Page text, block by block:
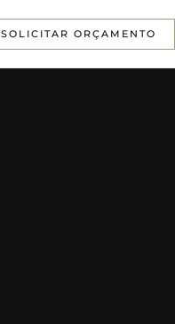
SOLICITAR ORÇAMENTO